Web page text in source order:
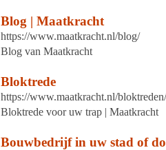
Blog | Maatkracht
https://www.maatkracht.nl/blog/
Blog van Maatkracht
Bloktrede
https://www.maatkracht.nl/bloktreden/
Bloktrede voor uw trap | Maatkracht
Bouwbedrijf in uw stad of